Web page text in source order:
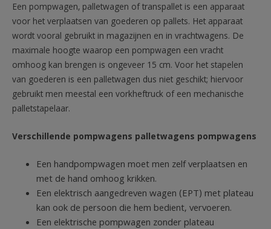
Een pompwagen, palletwagen of transpallet is een apparaat
voor het verplaatsen van goederen op pallets. Het apparaat
wordt vooral gebruikt in magazijnen en in vrachtwagens. De
maximale hoogte waarop een pompwagen een vracht
omhoog kan brengen is ongeveer 15 cm. Voor het stapelen
van goederen is een palletwagen dus niet geschikt; hiervoor
gebruikt men meestal een vorkheftruck of een mechanische
palletstapelaar.
Verschillende pompwagens palletwagens pompwagens
Een handpompwagen moet men zelf verplaatsen en
met de hand omhoog krikken.
Een elektrisch aangedreven wagen (EPT) met plateau
kan ook de persoon die hem bedient, vervoeren.
Een elektrische pompwagen zonder plateau